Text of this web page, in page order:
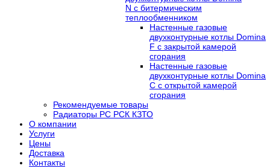
N с битермическим
теплообменником
Настенные газовые
двухконтурные котлы Domina
F с закрытой камерой
сгорания
Настенные газовые
двухконтурные котлы Domina
C с открытой камерой
сгорания
Рекомендуемые товары
Радиаторы РС РСК КЗТО
О компании
Услуги
Цены
Доставка
Контакты